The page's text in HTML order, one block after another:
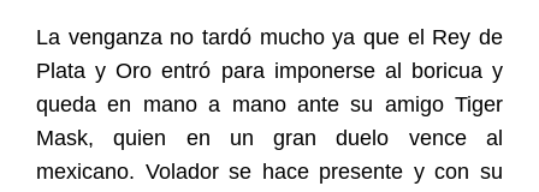
La venganza no tardó mucho ya que el Rey de
Plata y Oro entró para imponerse al boricua y
queda en mano a mano ante su amigo Tiger
Mask, quien en un gran duelo vence al
mexicano. Volador se hace presente y con su